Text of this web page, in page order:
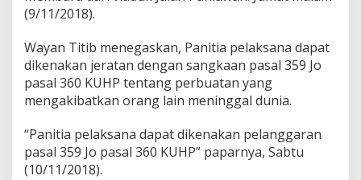
(9/11/2018).
Wayan Titib menegaskan, Panitia pelaksana dapat
dikenakan jeratan dengan sangkaan pasal 359 Jo
pasal 360 KUHP tentang perbuatan yang
mengakibatkan orang lain meninggal dunia.
“Panitia pelaksana dapat dikenakan pelanggaran
pasal 359 Jo pasal 360 KUHP” paparnya, Sabtu
(10/11/2018).